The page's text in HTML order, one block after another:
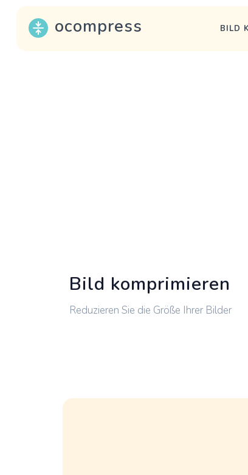
ocompress BILD
Bild komprimieren
Reduzieren Sie die Größe Ihrer Bilder